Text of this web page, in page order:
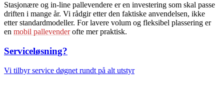
Stasjonære og in-line pallevendere er en investering som skal passe
driften i mange år. Vi rådgir etter den faktiske anvendelsen, ikke
etter standardmodeller. For lavere volum og fleksibel plassering er
en mobil pallevenderofte mer praktisk.
Serviceløsning?
Vi tilbyr service døgnet rundt på alt utstyr